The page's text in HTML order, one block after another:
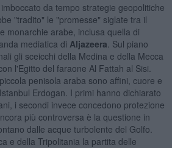
da tempo strategie geopolitiche
"tradito" le "promesse" siglate tra il
monarchie arabe, inclusa quella di
mediatica di Aljazeera . Sul piano
gli sceicchi della Medina e della Mecca
l'Egitto del faraone Al Fattah al Sisi.
penisola araba sono affini, cuore e
Erdogan. I primi hanno dichiarato
i secondi invece concedono protezione
più controversa è la questione in
dalle acque turbolente del Golfo.
e della Tripolitania la partita delle